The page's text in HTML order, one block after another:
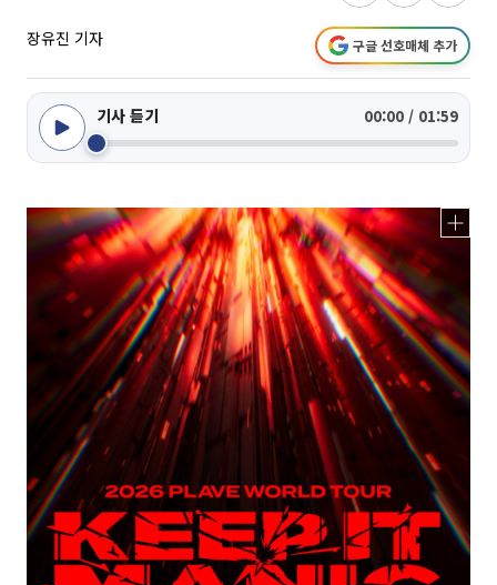
장유진 기자 구글 선호매체 추가
기사 듣기 00:00 / 01:59